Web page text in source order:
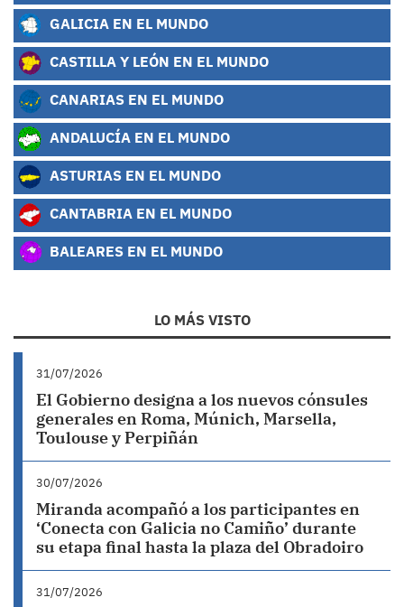
GALICIA EN EL MUNDO
CASTILLA Y LEÓN EN EL MUNDO
CANARIAS EN EL MUNDO
ANDALUCÍA EN EL MUNDO
ASTURIAS EN EL MUNDO
CANTABRIA EN EL MUNDO
BALEARES EN EL MUNDO
LO MÁS VISTO
31/07/2026
El Gobierno designa a los nuevos cónsules
generales en Roma, Múnich, Marsella,
Toulouse y Perpiñán
30/07/2026
Miranda acompañó a los participantes en
‘Conecta con Galicia no Camiño’ durante
su etapa final hasta la plaza del Obradoiro
31/07/2026